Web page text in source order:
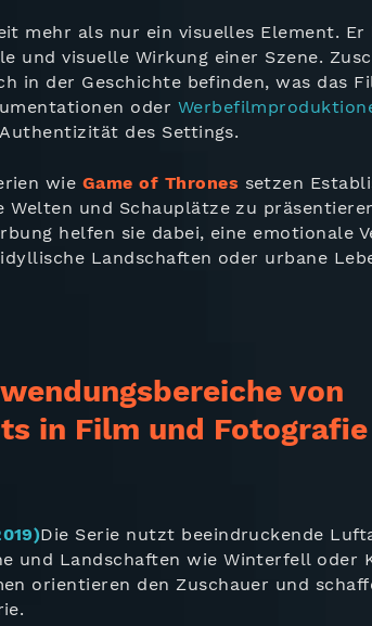
mehr als nur ein visuelles Element. Er
und visuelle Wirkung einer Szene.
in der Geschichte befinden, was das
oder
des Settings.
wie Game of Thrones setzen
Welten und Schauplätze zu
helfen sie dabei, eine emotionale
Landschaften oder urbane
von
in Film und Fotografie
Die Serie nutzt beeindruckende
und Landschaften wie Winterfell oder
orientieren den Zuschauer und